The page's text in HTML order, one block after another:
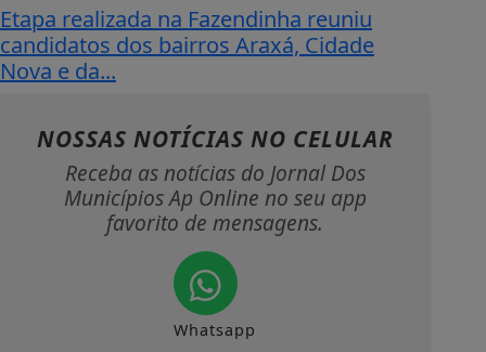
Etapa realizada na Fazendinha reuniu
candidatos dos bairros Araxá, Cidade
Nova e da...
NOSSAS NOTÍCIAS NO CELULAR
Receba as notícias do Jornal Dos
Municípios Ap Online no seu app
favorito de mensagens.
Whatsapp